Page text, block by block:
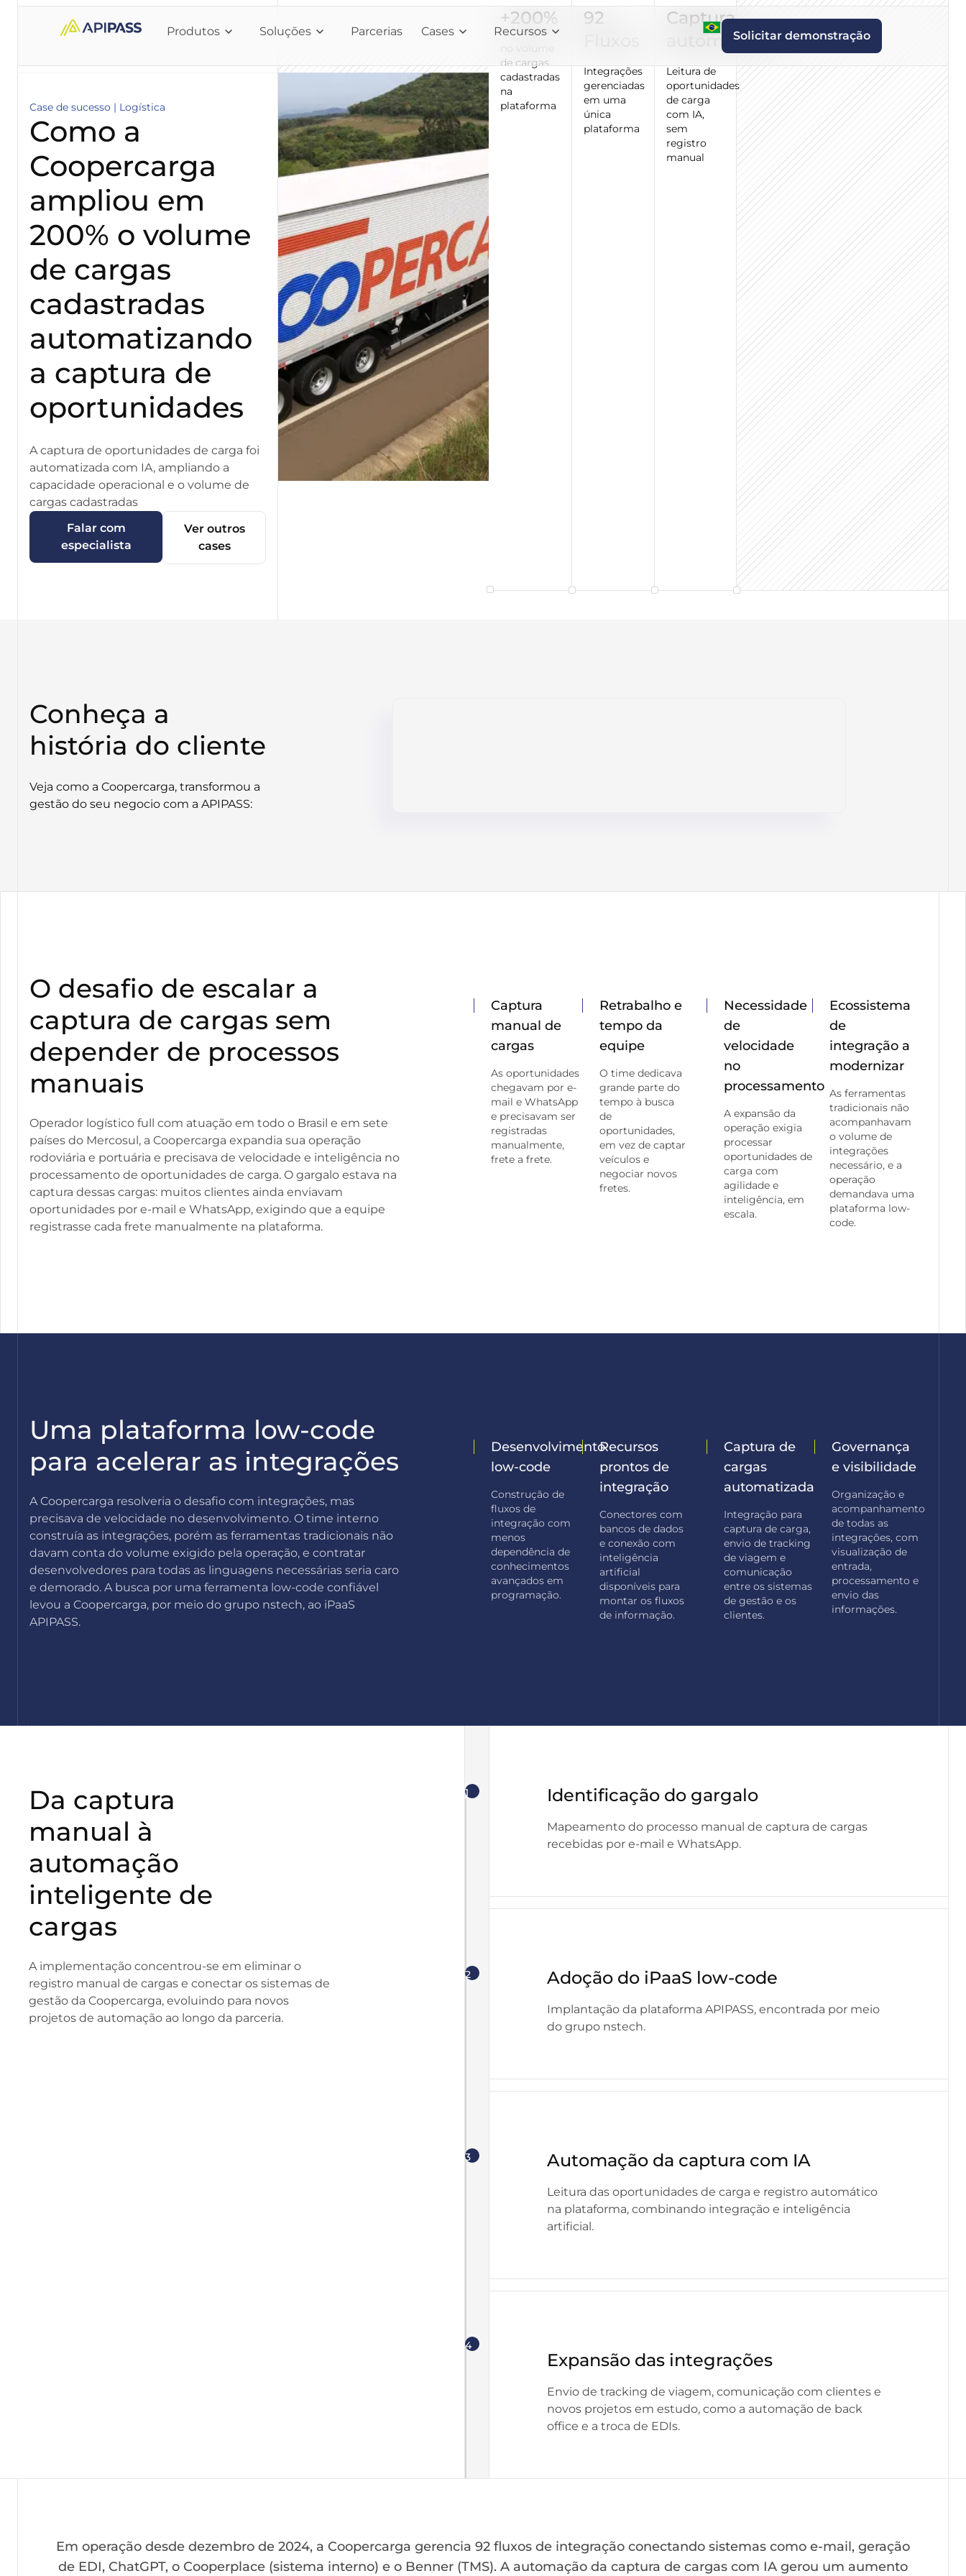
Produtos Soluções Parcerias Cases Recursos Solicitar demonstração
Case de sucesso | Logística
Como a
Coopercarga
ampliou em
200% o volume
de cargas
cadastradas
automatizando
a captura de
oportunidades
A captura de oportunidades de carga foi
automatizada com IA, ampliando a
capacidade operacional e o volume de
cargas cadastradas
Falar com
especialista
Ver outros
cases
+200%
no volume
de cargas
cadastradas
na
plataforma
92
Integrações
gerenciadas
em uma
única
plataforma
Captura
automatizada
Leitura de
oportunidades
de carga
com IA,
sem
registro
manual
Conheça a
história do cliente
Veja como a Coopercarga, transformou a
gestão do seu negocio com a APIPASS:
O desafio de escalar a
captura de cargas sem
depender de processos
manuais
Operador logístico full com atuação em todo o Brasil e em sete
países do Mercosul, a Coopercarga expandia sua operação
rodoviária e portuária e precisava de velocidade e inteligência no
processamento de oportunidades de carga. O gargalo estava na
captura dessas cargas: muitos clientes ainda enviavam
oportunidades por e-mail e WhatsApp, exigindo que a equipe
registrasse cada frete manualmente na plataforma.
Captura
manual de
cargas
As oportunidades
chegavam por e-
mail e WhatsApp
e precisavam ser
registradas
manualmente,
frete a frete.
Retrabalho e
tempo da
equipe
O time dedicava
grande parte do
tempo à busca
de
oportunidades,
em vez de captar
veículos e
negociar novos
fretes.
Necessidade
de
velocidade
no
processamento
A expansão da
operação exigia
processar
oportunidades de
carga com
agilidade e
inteligência, em
escala.
Ecossistema
de
integração a
modernizar
As ferramentas
tradicionais não
acompanhavam
o volume de
integrações
necessário, e a
operação
demandava uma
plataforma low-
code.
Uma plataforma low-code
para acelerar as integrações
A Coopercarga resolveria o desafio com integrações, mas
precisava de velocidade no desenvolvimento. O time interno
construía as integrações, porém as ferramentas tradicionais não
davam conta do volume exigido pela operação, e contratar
desenvolvedores para todas as linguagens necessárias seria caro
e demorado. A busca por uma ferramenta low-code confiável
levou a Coopercarga, por meio do grupo nstech, ao iPaaS
APIPASS.
Desenvolvimento
low-code
Construção de
fluxos de
integração com
menos
dependência de
conhecimentos
avançados em
programação.
Recursos
prontos de
integração
Conectores com
bancos de dados
e conexão com
inteligência
artificial
disponíveis para
montar os fluxos
de informação.
Captura de
cargas
automatizada
Integração para
captura de carga,
envio de tracking
de viagem e
comunicação
entre os sistemas
de gestão e os
clientes.
Governança
e visibilidade
Organização e
acompanhamento
de todas as
integrações, com
visualização de
entrada,
processamento e
envio das
informações.
Da captura
manual à
automação
inteligente de
cargas
A implementação concentrou-se em eliminar o
registro manual de cargas e conectar os sistemas de
gestão da Coopercarga, evoluindo para novos
projetos de automação ao longo da parceria.
1 Identificação do gargalo
Mapeamento do processo manual de captura de cargas
recebidas por e-mail e WhatsApp.
2 Adoção do iPaaS low-code
Implantação da plataforma APIPASS, encontrada por meio
do grupo nstech.
3 Automação da captura com IA
Leitura das oportunidades de carga e registro automático
na plataforma, combinando integração e inteligência
artificial.
4
Expansão das integrações
Envio de tracking de viagem, comunicação com clientes e
novos projetos em estudo, como a automação de back
office e a troca de EDIs.
Em operação desde dezembro de 2024, a Coopercarga gerencia 92 fluxos de integração conectando sistemas como e-mail, geração
de EDI, ChatGPT, o Cooperplace (sistema interno) e o Benner (TMS). A automação da captura de cargas com IA gerou um aumento